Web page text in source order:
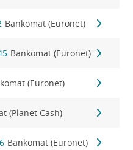
Bankomat (Euronet)
Bankomat (Euronet)
(Euronet)
(Planet Cash)
Bankomat (Euronet)